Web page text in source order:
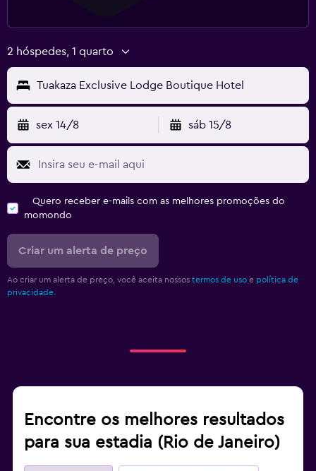
2 hóspedes, 1 quarto
Tuakaza Exclusive Lodge Boutique Hotel
sex 14/8 sáb 15/8
Quero receber e-mails com as melhores promoções do
momondo
Criar um alerta de preço
Ao criar um alerta de preço, você aceita nossos termos de uso e política de
privacidade.
Encontre os melhores resultados
para sua estadia (Rio de Janeiro)